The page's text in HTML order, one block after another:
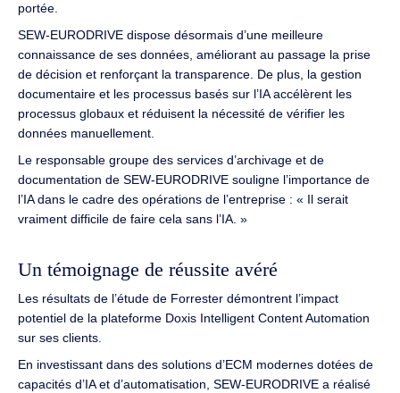
portée.
SEW-EURODRIVE dispose désormais d’une meilleure
connaissance de ses données, améliorant au passage la prise
de décision et renforçant la transparence. De plus, la gestion
documentaire et les processus basés sur l’IA accélèrent les
processus globaux et réduisent la nécessité de vérifier les
données manuellement.
Le responsable groupe des services d’archivage et de
documentation de SEW-EURODRIVE souligne l’importance de
l’IA dans le cadre des opérations de l’entreprise : « Il serait
vraiment difficile de faire cela sans l’IA. »
Un témoignage de réussite avéré
Les résultats de l’étude de Forrester démontrent l’impact
potentiel de la plateforme Doxis Intelligent Content Automation
sur ses clients.
En investissant dans des solutions d’ECM modernes dotées de
capacités d’IA et d’automatisation, SEW-EURODRIVE a réalisé